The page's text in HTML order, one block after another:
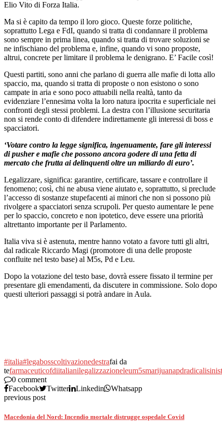
Elio Vito di Forza Italia.
Ma si è capito da tempo il loro gioco. Queste forze politiche,
soprattutto Lega e FdI, quando si tratta di condannare il problema
sono sempre in prima linea, quando si tratta di trovare soluzioni se
ne infischiano del problema e, infine, quando vi sono proposte,
altrui, concrete per limitare il problema le denigrano. E’ Facile così!
Questi partiti, sono anni che parlano di guerra alle mafie di lotta allo
spaccio, ma, quando si tratta di proposte o non esistono o sono
campate in aria e sono poco attuabili nella realtà, tanto da
evidenziare l’ennesima volta la loro natura ipocrita e superficiale nei
confronti degli stessi problemi. La destra con l’illusione securitaria
non si rende conto di difendere indirettamente gli interessi di boss e
spacciatori.
‘Votare contro la legge significa, ingenuamente, fare gli interessi
di pusher e mafie che possono ancora godere di una fetta di
mercato che frutta ai delinquenti oltre un miliardo di euro’.
Legalizzare, significa: garantire, certificare, tassare e controllare il
fenomeno; così, chi ne abusa viene aiutato e, soprattutto, si preclude
l’accesso di sostanze stupefacenti ai minori che non si possono più
rivolgere a spacciatori senza scrupoli. Per questo aumentare le pene
per lo spaccio, concreto e non ipotetico, deve essere una priorità
altrettanto importante per il Parlamento.
Italia viva si è astenuta, mentre hanno votato a favore tutti gli altri,
dal radicale Riccardo Magi (promotore di una delle proposte
confluite nel testo base) al M5s, Pd e Leu.
Dopo la votazione del testo base, dovrà essere fissato il termine per
presentare gli emendamenti, da discutere in commissione. Solo dopo
questi ulteriori passaggi si potrà andare in Aula.
#italia#legabosscoltivazionedestrafai da
tefarmaceuticofdiitalianilegalizzazioneleum5smarijuanapdradicali
0 comment
Facebook
Twitter Linkedin
Whatsapp
previous post
Macedonia del Nord: Incendio mortale distrugge ospedale Covid